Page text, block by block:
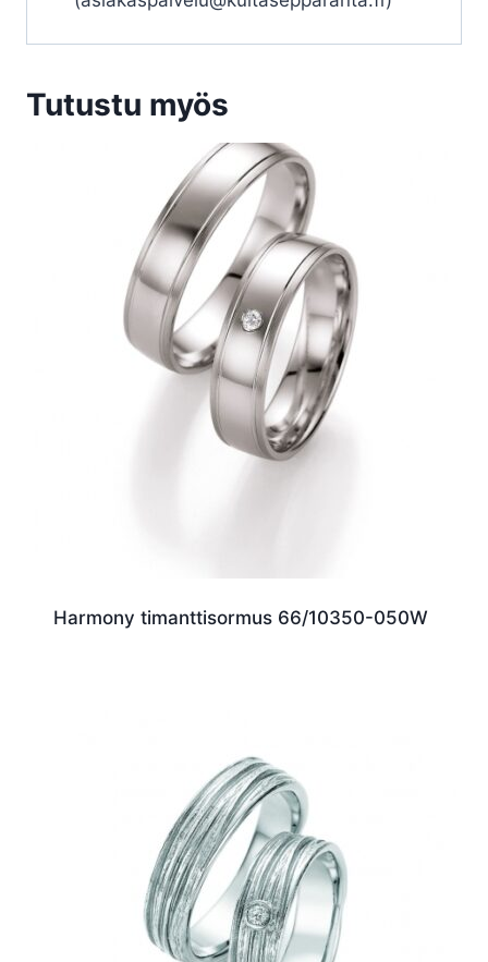
Tutustu myös
Harmony timanttisormus 66/10350-050W